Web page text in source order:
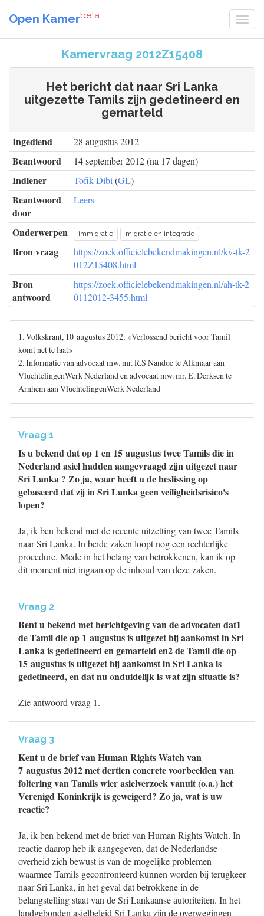
Open Kamerbeta
Kamervraag 2012Z15408
Het bericht dat naar Sri Lanka
uitgezette Tamils zijn gedetineerd en
gemarteld
Ingediend 28 augustus 2012
Beantwoord 14 september 2012 (na 17 dagen)
Indiener Tofik Dibi (GL)
Beantwoord
door
Leers
Onderwerpen immigratie migratie en integratie
Bron vraag
https://zoek.officielebekendmakingen.nl/kv-tk-2
012Z15408.html
Bron
antwoord
https://zoek.officielebekendmakingen.nl/ah-tk-2
0112012-3455.html
1. Volkskrant, 10 augustus 2012: «Verlossend bericht voor Tamil
komt net te laat»
2. Informatie van advocaat mw. mr. R.S Nandoe te Alkmaar aan
VluchtelingenWerk Nederland en advocaat mw. mr. E. Derksen te
Arnhem aan VluchtelingenWerk Nederland
Vraag 1
Is u bekend dat op 1 en 15 augustus twee Tamils die in
Nederland asiel hadden aangevraagd zijn uitgezet naar
Sri Lanka ? Zo ja, waar heeft u de beslissing op
gebaseerd dat zij in Sri Lanka geen veiligheidsrisico's
lopen?
Ja, ik ben bekend met de recente uitzetting van twee Tamils
naar Sri Lanka. In beide zaken loopt nog een rechterlijke
procedure. Mede in het belang van betrokkenen, kan ik op
dit moment niet ingaan op de inhoud van deze zaken.
Vraag 2
Bent u bekend met berichtgeving van de advocaten dat1
de Tamil die op 1 augustus is uitgezet bij aankomst in Sri
Lanka is gedetineerd en gemarteld en2 de Tamil die op
15 augustus is uitgezet bij aankomst in Sri Lanka is
gedetineerd, en dat nu onduidelijk is wat zijn situatie is?
Zie antwoord vraag 1.
Vraag 3
Kent u de brief van Human Rights Watch van
7 augustus 2012 met dertien concrete voorbeelden van
foltering van Tamils wier asielverzoek vanuit (o.a.) het
Verenigd Koninkrijk is geweigerd? Zo ja, wat is uw
reactie?
Ja, ik ben bekend met de brief van Human Rights Watch. In
reactie daarop heb ik aangegeven, dat de Nederlandse
overheid zich bewust is van de mogelijke problemen
waarmee Tamils geconfronteerd kunnen worden bij terugkeer
naar Sri Lanka, in het geval dat betrokkene in de
belangstelling staat van de Sri Lankaanse autoriteiten. In het
landgebonden asielbeleid Sri Lanka zijn de overwegingen